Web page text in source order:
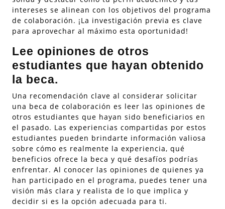
intereses se alinean con los objetivos del programa
de colaboración. ¡La investigación previa es clave
para aprovechar al máximo esta oportunidad!
Lee opiniones de otros
estudiantes que hayan obtenido
la beca.
Una recomendación clave al considerar solicitar
una beca de colaboración es leer las opiniones de
otros estudiantes que hayan sido beneficiarios en
el pasado. Las experiencias compartidas por estos
estudiantes pueden brindarte información valiosa
sobre cómo es realmente la experiencia, qué
beneficios ofrece la beca y qué desafíos podrías
enfrentar. Al conocer las opiniones de quienes ya
han participado en el programa, puedes tener una
visión más clara y realista de lo que implica y
decidir si es la opción adecuada para ti.